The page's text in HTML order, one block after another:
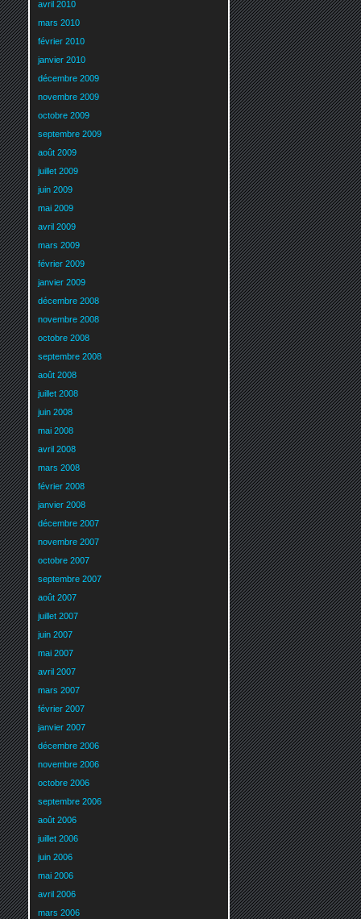
avril 2010
mars 2010
février 2010
janvier 2010
décembre 2009
novembre 2009
octobre 2009
septembre 2009
août 2009
juillet 2009
juin 2009
mai 2009
avril 2009
mars 2009
février 2009
janvier 2009
décembre 2008
novembre 2008
octobre 2008
septembre 2008
août 2008
juillet 2008
juin 2008
mai 2008
avril 2008
mars 2008
février 2008
janvier 2008
décembre 2007
novembre 2007
octobre 2007
septembre 2007
août 2007
juillet 2007
juin 2007
mai 2007
avril 2007
mars 2007
février 2007
janvier 2007
décembre 2006
novembre 2006
octobre 2006
septembre 2006
août 2006
juillet 2006
juin 2006
mai 2006
avril 2006
mars 2006